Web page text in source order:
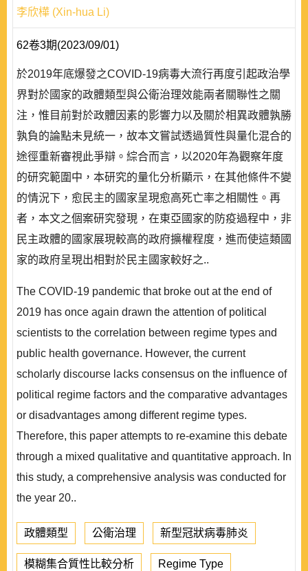
李欣樺 (Xin-hua Li)
62卷3期(2023/09/01)
於2019年底爆發之COVID-19病毒大流行再度引起政治學
界對於國家的政體類型與公衛治理效能兩者關聯性之關
注，惟目前對於政體因素的影響力以及關於相異政體孰勝
孰負的論點未見統一，故本文嘗試透過質性與量化混合的
途徑重新審視此爭辯。綜合而言，以2020年為觀察年度
的研究範圍中，本研究的量化分析顯示，在其他條件不變
的情況下，愈民主的國家呈現愈高死亡率之相關性。再
者，本文之個案研究發現，在東亞國家的防疫過程中，非
民主政體的國家展現較高的政府擴權程度，進而使這類國
家的政府呈現出相對於民主國家較好之..
The COVID-19 pandemic that broke out at the end of
2019 has once again drawn the attention of political
scientists to the correlation between regime types and
public health governance. However, the current
scholarly discourse lacks consensus on the influence of
political regime factors and the comparative advantages
or disadvantages among different regime types.
Therefore, this paper attempts to re-examine this debate
through a mixed qualitative and quantitative approach. In
this study, a comprehensive analysis was conducted for
the year 20..
政體類型 公衛治理 新型冠狀病毒肺炎
模糊集合質性比較分析 Regime Type